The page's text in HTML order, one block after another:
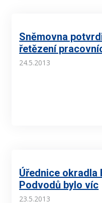
Sněmovna
řetězení
24.5.2013
Úřednice okradla
Podvodů bylo víc
23.5.2013